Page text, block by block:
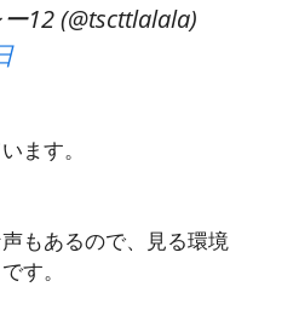
12 (@tscttlalala)
ます。
もあるので、見る環境
す。